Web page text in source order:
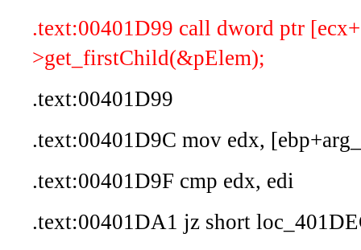
.text:00401D99 call dword ptr
>get_firstChild(&pElem);
.text:00401D99
.text:00401D9C mov edx,
.text:00401D9F cmp edx, edi
.text:00401DA1 jz short